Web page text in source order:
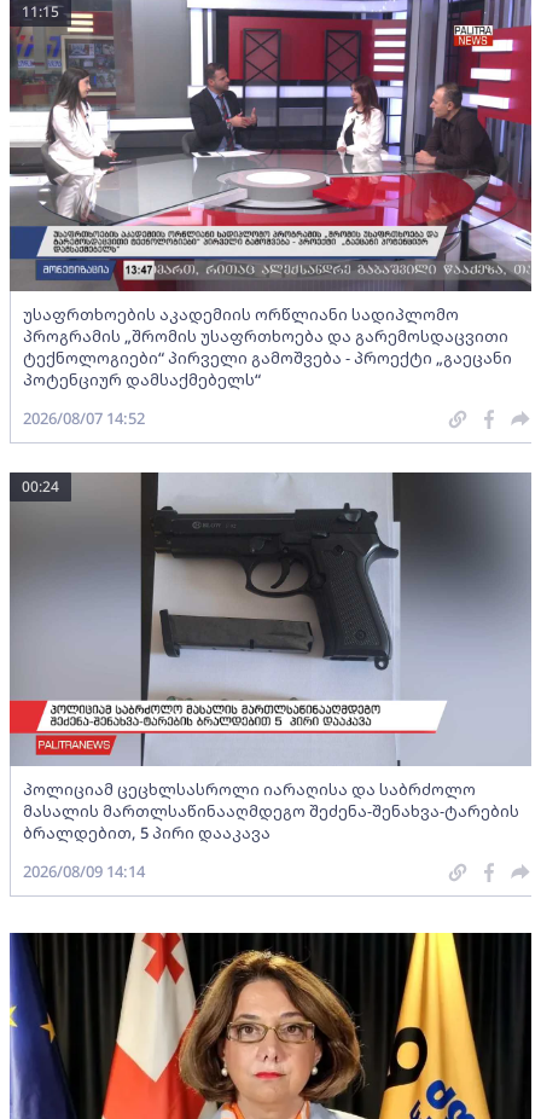
უსაფრთხოების აკადემიის ორწლიანი სადიპლომო
პროგრამის „შრომის უსაფრთხოება და გარემოსდაცვითი
ტექნოლოგიები“ პირველი გამოშვება - პროექტი „გაეცანი
პოტენციურ დამსაქმებელს“
11:15
2026/08/07 14:52
პოლიციამ ცეცხლსასროლი იარაღისა და საბრძოლო
მასალის მართლსაწინააღმდეგო შეძენა-შენახვა-ტარების
ბრალდებით, 5 პირი დააკავა
00:24
2026/08/09 14:14